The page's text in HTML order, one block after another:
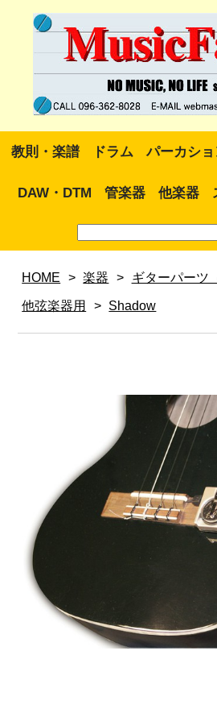
教則・楽譜 ドラム パーカショ
DAW・DTM 管楽器 他楽器
HOME > 楽器 > ギターパーツ
他弦楽器用 > Shadow